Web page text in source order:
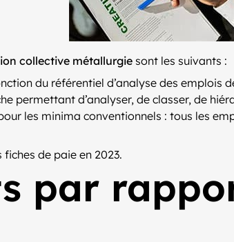
collective métallurgie sont les suivants :
du référentiel d’analyse des emplois
permettant d’analyser, de classer, de
les minima conventionnels : tous les
de paie en 2023.
par